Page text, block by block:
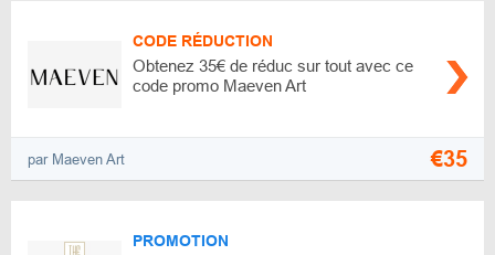
CODE RÉDUCTION
Obtenez 35€ de réduc sur tout avec ce
code promo Maeven Art
par Maeven Art €35
PROMOTION